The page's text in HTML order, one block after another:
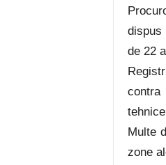
dispus
de 22
Multe
zone